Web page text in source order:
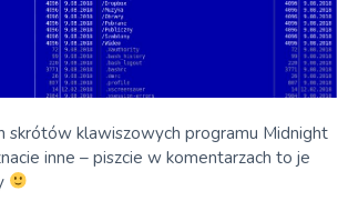
skrótów klawiszowych programu Midnight
inne – piszcie w komentarzach to je